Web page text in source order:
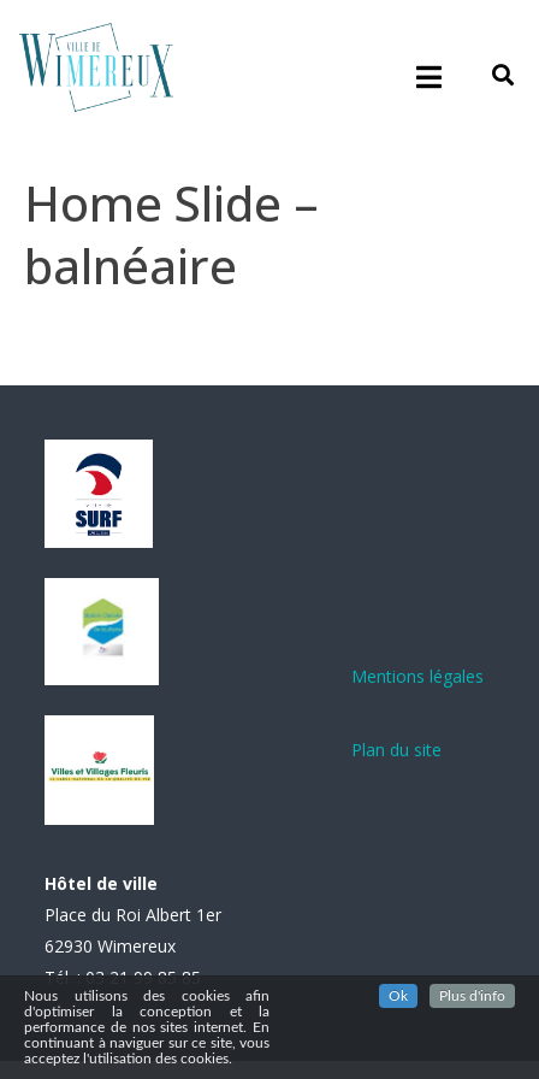
Home Slide –
balnéaire
Hôtel de ville
Place du Roi Albert 1er
62930 Wimereux
Tél. : 03 21 99 85 85
Mentions légales
Plan du site
Nous utilisons des cookies afin
d'optimiser la conception et la
performance de nos sites internet. En
continuant à naviguer sur ce site, vous
acceptez l'utilisation des cookies.
Ok Plus d'info